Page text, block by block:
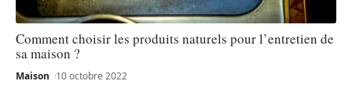
Comment choisir les produits naturels pour l’entretien de
sa maison ?
Maison 10 octobre 2022